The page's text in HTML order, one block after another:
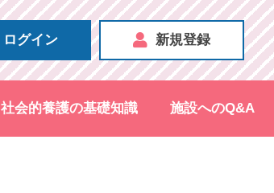
ログイン 新規登録
社会的養護の基礎知識 施設へのQ&A